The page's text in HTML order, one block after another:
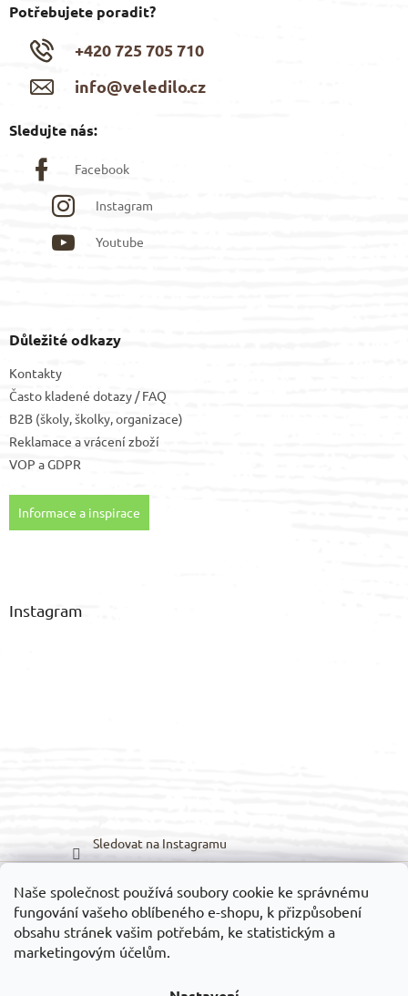
Naše společnost používá soubory cookie ke správnému
fungování vašeho oblíbeného e-shopu, k přizpůsobení
obsahu stránek vašim potřebám, ke statistickým a
marketingovým účelům.
Potřebujete poradit?
+420 725 705 710
info@veledilo.cz
Sledujte nás:
Facebook
Instagram
Youtube
Důležité odkazy
Kontakty
Často kladené dotazy / FAQ
B2B (školy, školky, organizace)
Reklamace a vrácení zboží
VOP aGDPR
Informace a inspirace
Instagram
Sledovat na Instagramu
Možnosti dopravy: Možnosti platby: